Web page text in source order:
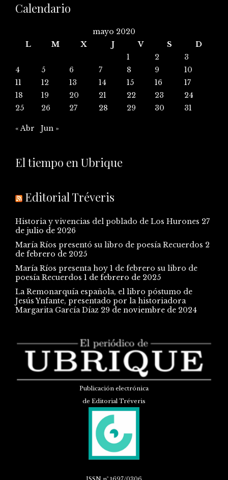
Calendario
mayo 2020
L
M X J V S
D
1
2
3
4
5 6 7 8 9
10
11
12 13 14 15 16
17
18
19 20 21 22 23
24
25
26 27 28 29 30 31
« Abr Jun »
El tiempo en Ubrique
Editorial Tréveris
Historia y vivencias del poblado de Los Hurones 27
de julio de 2026
María Ríos presentó su libro de poesía Recuerdos 2
de febrero de 2025
María Ríos presenta hoy 1 de febrero su libro de
poesía Recuerdos 1 de febrero de 2025
La Remonarquía española, el libro póstumo de
Jesús Ynfante, presentado por la historiadora
Margarita García Díaz 29 de noviembre de 2024
Publicación electrónica
de Editorial Tréveris